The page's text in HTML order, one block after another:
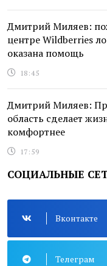
Дмитрий Миляев:
центре Wildberries
оказана помощь
18:45
Дмитрий Миляев:
область сделает
комфортнее
17:59
СОЦИАЛЬНЫЕ
Вконтакте
Телеграм